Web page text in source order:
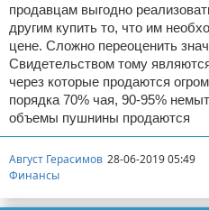
продавцам выгодно
другим купить то, что им
цене. Сложно переоценить
Свидетельством тому
через которые продаются
порядка 70% чая, 90-95%
объемы пушнины продаются
Август Герасимов 28-06-2019 05:49
Финансы